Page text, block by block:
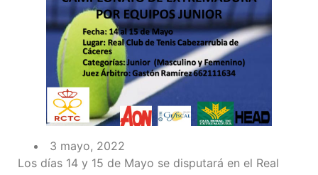
3 mayo, 2022
Los días 14 y 15 de Mayo se disputará en el Real